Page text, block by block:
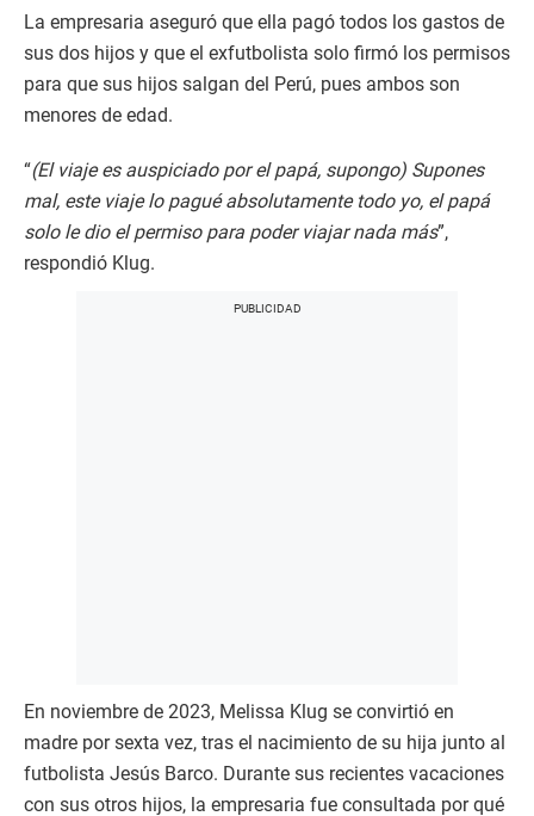
La empresaria aseguró que ella pagó todos los gastos de
sus dos hijos y que el exfutbolista solo firmó los permisos
para que sus hijos salgan del Perú, pues ambos son
menores de edad.
“(El viaje es auspiciado por el papá, supongo) Supones
mal, este viaje lo pagué absolutamente todo yo, el papá
solo le dio el permiso para poder viajar nada más”,
respondió Klug.
En noviembre de 2023, Melissa Klug se convirtió en
madre por sexta vez, tras el nacimiento de su hija junto al
futbolista Jesús Barco. Durante sus recientes vacaciones
con sus otros hijos, la empresaria fue consultada por qué